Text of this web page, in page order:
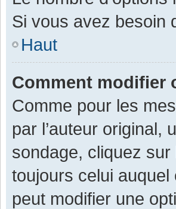
Si vous avez besoin
Haut
Comment modifier
Comme pour les
par l’auteur original,
sondage, cliquez sur
toujours celui auquel
peut modifier une